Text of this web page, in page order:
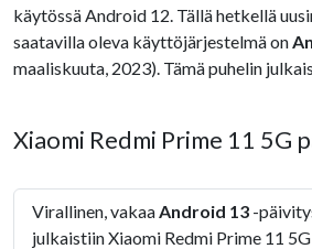
käytössä Android 12. Tällä hetkellä
saatavilla oleva käyttöjärjestelmä on
maaliskuuta, 2023). Tämä puhelin
Xiaomi Redmi Prime 11 5G
Virallinen, vakaaAndroid 13 -
julkaistiin Xiaomi Redmi Prime 11